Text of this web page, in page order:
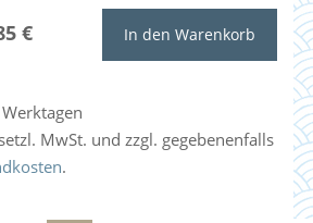
€ In den Warenkorb
MwSt. und zzgl. gegebenenfalls
.